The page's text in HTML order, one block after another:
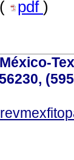
pdf )